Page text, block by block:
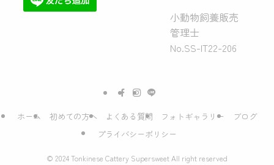
小動物飼養販売
管理士
No.SS-IT22-206
ホーム 初めての方へ よくある質問 フォトギャラリー
ブログ
プライバシーポリシー
© 2024 Tonkinese Cattery Supersweet All right reserved